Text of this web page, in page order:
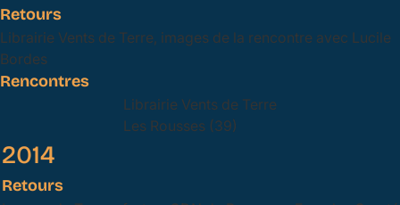
Retours
Librairie Vents de Terre, images de la rencontre avec Lucile
Bordes
Rencontres
Librairie Vents de Terre
Les Rousses (39)
2014
Retours